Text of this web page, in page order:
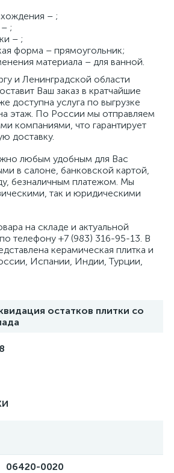
– ;
;
– ;
форма – прямоугольник;
материала – для ванной.
и Ленинградской области
Ваш заказ в кратчайшие
доступна услуга по выгрузке
этаж. По России мы отправляем
компаниями, что гарантирует
доставку.
любым удобным для Вас
в салоне, банковской картой,
безналичным платежом. Мы
так и юридическими
на складе и актуальной
телефону +7 (983) 316-95-13. В
керамическая плитка и
Испании, Индии, Турции,
остатков плитки со
06420-0020